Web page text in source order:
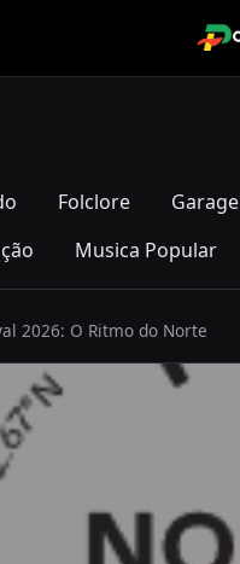
Folclore Garage
Musica Popular
2026: O Ritmo do Norte